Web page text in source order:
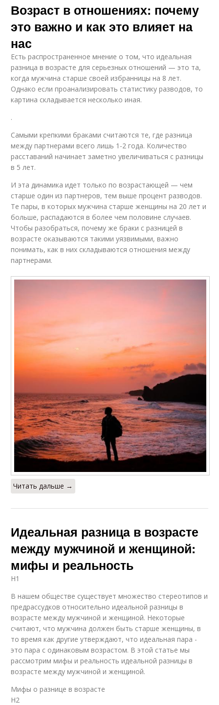
Возраст в отношениях: почему
это важно и как это влияет на
нас
Есть распространенное мнение о том, что идеальная
разница в возрасте для серьезных отношений — это та,
когда мужчина старше своей избранницы на 8 лет.
Однако если проанализировать статистику разводов, то
картина складывается несколько иная.
.
Самыми крепкими браками считаются те, где разница
между партнерами всего лишь 1-2 года. Количество
расставаний начинает заметно увеличиваться с разницы
в 5 лет.
И эта динамика идет только по возрастающей — чем
старше один из партнеров, тем выше процент разводов.
Те пары, в которых мужчина старше женщины на 20 лет и
больше, распадаются в более чем половине случаев.
Чтобы разобраться, почему же браки с разницей в
возрасте оказываются такими уязвимыми, важно
понимать, как в них складываются отношения между
партнерами.
Читать дальше →
Идеальная разница в возрасте
между мужчиной и женщиной:
мифы и реальность
H1
В нашем обществе существует множество стереотипов и
предрассудков относительно идеальной разницы в
возрасте между мужчиной и женщиной. Некоторые
считают, что мужчина должен быть старше женщины, в
то время как другие утверждают, что идеальная пара -
это пара с одинаковым возрастом. В этой статье мы
рассмотрим мифы и реальность идеальной разницы в
возрасте между мужчиной и женщиной.
Мифы о разнице в возрасте
H2